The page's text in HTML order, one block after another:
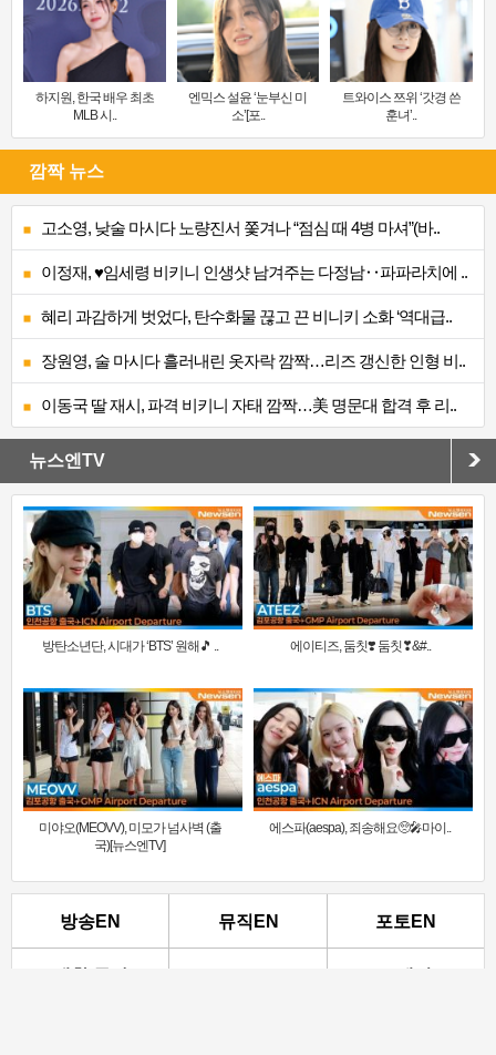
하지원, 한국 배우 최초
MLB 시..
엔믹스 설윤 ‘눈부신 미
소’[포..
트와이스 쯔위 ‘갓경 쓴
훈녀’..
깜짝 뉴스
고소영, 낮술 마시다 노량진서 쫓겨나 “점심 때 4병 마셔”(바..
이정재, ♥임세령 비키니 인생샷 남겨주는 다정남‥파파라치에 ..
혜리 과감하게 벗었다, 탄수화물 끊고 끈 비니키 소화 ‘역대급..
장원영, 술 마시다 흘러내린 옷자락 깜짝…리즈 갱신한 인형 비..
이동국 딸 재시, 파격 비키니 자태 깜짝…美 명문대 합격 후 리..
뉴스엔TV
방탄소년단, 시대가 ‘BTS’ 원해🎵 .. 에이티즈, 둠칫❣️ 둠칫❣&#..
미야오(MEOVV), 미모가 넘사벽 (출
국)[뉴스엔TV]
에스파(aespa), 죄송해요🥺🎤마이..
방송EN 뮤직EN 포토EN